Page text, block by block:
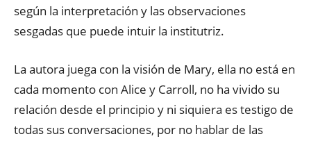
según la interpretación y las observaciones
sesgadas que puede intuir la institutriz.
La autora juega con la visión de Mary, ella no está en
cada momento con Alice y Carroll, no ha vivido su
relación desde el principio y ni siquiera es testigo de
todas sus conversaciones, por no hablar de las